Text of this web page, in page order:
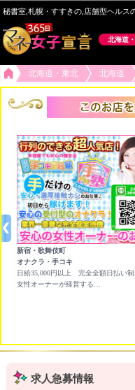
秘書室,札幌・すすきの,店舗型ヘルス
北海道
北海道・東北 北海道
新宿・歌舞伎町
オナクラ・手コキ
日給35,000円以上 完全全額日払い制
求人急募情報